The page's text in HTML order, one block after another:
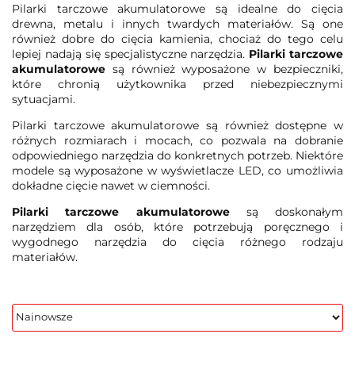
Pilarki tarczowe akumulatorowe są idealne do cięcia
drewna, metalu i innych twardych materiałów. Są one
również dobre do cięcia kamienia, chociaż do tego celu
lepiej nadają się specjalistyczne narzędzia. Pilarki tarczowe
akumulatorowe są również wyposażone w bezpieczniki,
które chronią użytkownika przed niebezpiecznymi
sytuacjami.
Pilarki tarczowe akumulatorowe są również dostępne w
różnych rozmiarach i mocach, co pozwala na dobranie
odpowiedniego narzędzia do konkretnych potrzeb. Niektóre
modele są wyposażone w wyświetlacze LED, co umożliwia
dokładne cięcie nawet w ciemności.
Pilarki tarczowe akumulatorowesą doskonałym
narzędziem dla osób, które potrzebują poręcznego i
wygodnego narzędzia do cięcia różnego rodzaju
materiałów.